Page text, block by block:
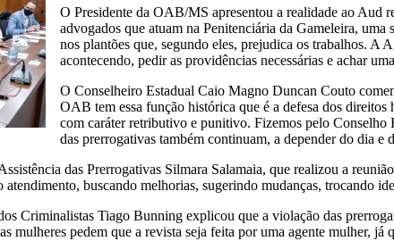
O Presidente da OAB/MS apresentou a realidade ao Aud
advogados que atuam na Penitenciária da Gameleira,
nos plantões que, segundo eles, prejudica os trabalhos. A
acontecendo, pedir as providências necessárias e achar
O Conselheiro Estadual Caio Magno Duncan Couto
OAB tem essa função histórica que é a defesa dos
com caráter retributivo e punitivo. Fizemos pelo Conselho
das prerrogativas também continuam, a depender do dia e
das Prerrogativas Silmara Salamaia, que realizou a
buscando melhorias, sugerindo mudanças, trocando
Criminalistas Tiago Bunning explicou que a violação das
mulheres pedem que a revista seja feita por uma agente mulher,